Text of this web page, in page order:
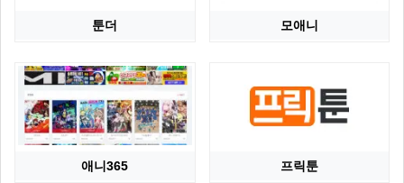
툰더 모애니
애니365 프릭툰